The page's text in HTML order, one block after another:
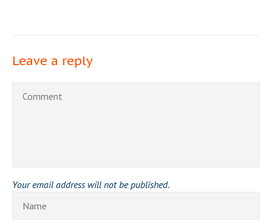
Leave a reply
Your email address will not be published.